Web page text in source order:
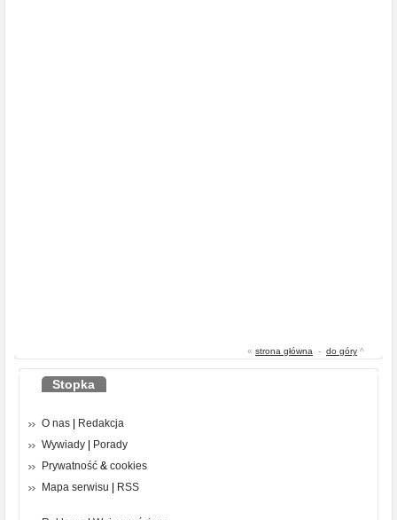
« strona główna - do góry ^
Stopka
O nas | Redakcja
Wywiady | Porady
Prywatność & cookies
Mapa serwisu | RSS